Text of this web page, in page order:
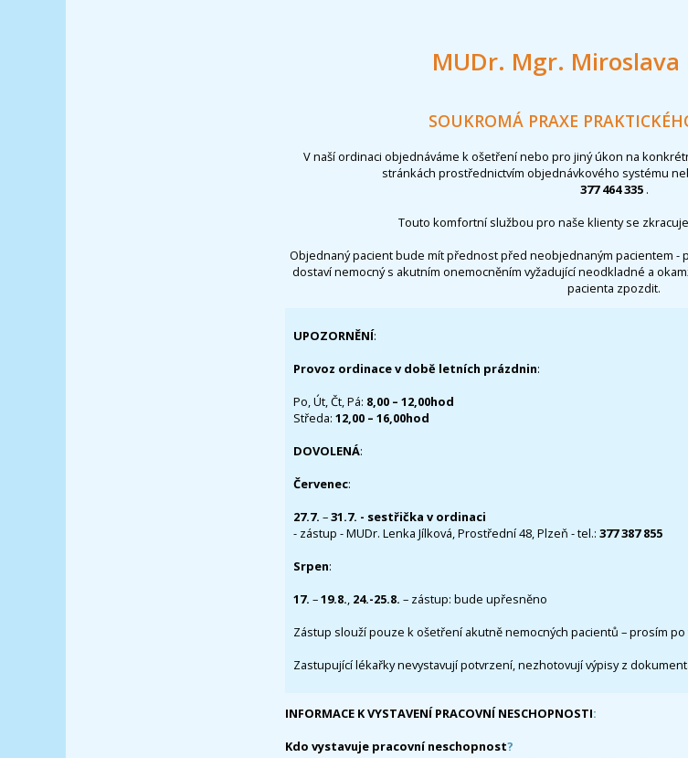
MUDr. Mgr. Miroslava
SOUKROMÁ PRAXE
V naší ordinaci objednáváme k ošetření nebo pro jiný úkon na
stránkách prostřednictvím objednávkového systému
377 464 335 .
Touto komfortní službou pro naše klienty se
Objednaný pacient bude mít přednost před neobjednaným pacientem -
dostaví nemocný s akutním onemocněním vyžadující neodkladné a
pacienta zpozdit.
UPOZORNĚNÍ:
Provoz ordinace v době letních prázdnin:
Po, Út, Čt, Pá: 8,00 – 12,00hod
Středa: 12,00 – 16,00hod
DOVOLENÁ:
Červenec:
27.7. –31.7. - sestřička v ordinaci
- zástup - MUDr. Lenka Jílková, Prostřední 48, Plzeň - tel.: 377 387 855
Srpen:
17. –19.8., 24.-25.8. – zástup: bude upřesněno
Zástup slouží pouze k ošetření akutně nemocných pacientů – prosím
Zastupující lékařky nevystavují potvrzení, nezhotovují výpisy z
INFORMACE K VYSTAVENÍ PRACOVNÍ NESCHOPNOSTI:
Kdo vystavuje pracovní neschopnost?